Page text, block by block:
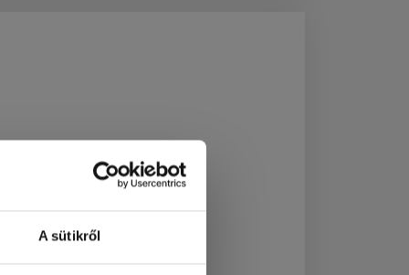
A sütikről
szervezel, átlátod a
és szívesen
egy kisebb